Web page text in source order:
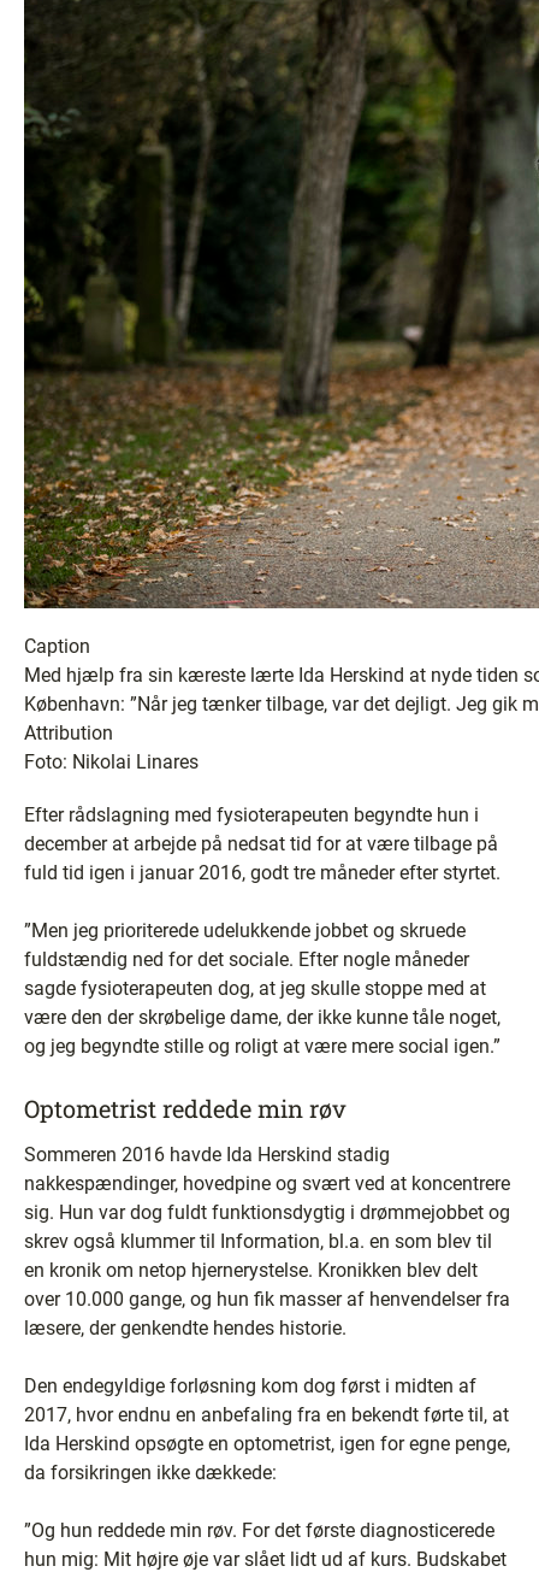
Caption
Med hjælp fra sin kæreste lærte Ida Herskind at nyde tiden
København: ”Når jeg tænker tilbage, var det dejligt. Jeg gik
Attribution
Foto: Nikolai Linares
Efter rådslagning med fysioterapeuten begyndte hun i
december at arbejde på nedsat tid for at være tilbage på
fuld tid igen i januar 2016, godt tre måneder efter styrtet.
”Men jeg prioriterede udelukkende jobbet og skruede
fuldstændig ned for det sociale. Efter nogle måneder
sagde fysioterapeuten dog, at jeg skulle stoppe med at
være den der skrøbelige dame, der ikke kunne tåle noget,
og jeg begyndte stille og roligt at være mere social igen.”
Optometrist reddede min røv
Sommeren 2016 havde Ida Herskind stadig
nakkespændinger, hovedpine og svært ved at koncentrere
sig. Hun var dog fuldt funktionsdygtig i drømmejobbet og
skrev også klummer til Information, bl.a. en som blev til
en kronik om netop hjernerystelse. Kronikken blev delt
over 10.000 gange, og hun fik masser af henvendelser fra
læsere, der genkendte hendes historie.
Den endegyldige forløsning kom dog først i midten af
2017, hvor endnu en anbefaling fra en bekendt førte til, at
Ida Herskind opsøgte en optometrist, igen for egne penge,
da forsikringen ikke dækkede:
”Og hun reddede min røv. For det første diagnosticerede
hun mig: Mit højre øje var slået lidt ud af kurs. Budskabet